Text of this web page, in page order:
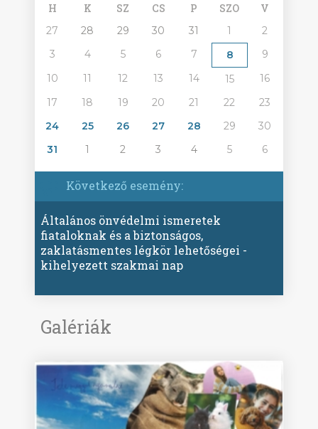
H K SZ CS P SZO V
27 28 29 30 31 1
2
3
4 5 6 7 8
9
10
11 12 13 14 15
16
17
18 19 20 21 22
23
24
25 26 27 28 29
30
31
1 2 3 4 5 6
Következő esemény:
Általános önvédelmi ismeretek
fiataloknak és a biztonságos,
zaklatásmentes légkör lehetőségei -
kihelyezett szakmai nap
Galériák